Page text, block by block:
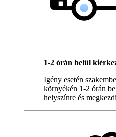
1-2 órán belül
Igény esetén
környékén 1-2 órán
helyszínre és